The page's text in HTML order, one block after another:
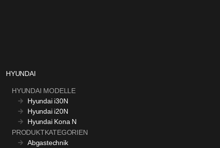
HYUNDAI
HYUNDAI MODELLE
Hyundai i30N
Hyundai i20N
Hyundai Kona N
PRODUKTKATEGORIEN
Abgastechnik